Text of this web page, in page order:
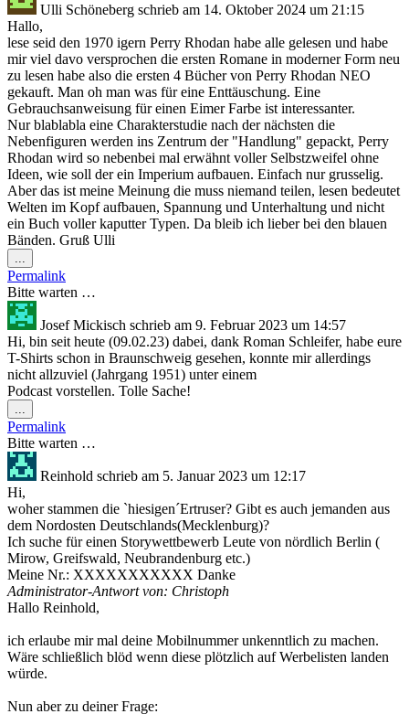
Ulli Schöneberg schrieb am 14. Oktober 2024 um 21:15
Hallo,
lese seid den 1970 igern Perry Rhodan habe alle gelesen und habe
mir viel davo versprochen die ersten Romane in moderner Form neu
zu lesen habe also die ersten 4 Bücher von Perry Rhodan NEO
gekauft. Man oh man was für eine Enttäuschung. Eine
Gebrauchsanweisung für einen Eimer Farbe ist interessanter.
Nur blablabla eine Charakterstudie nach der nächsten die
Nebenfiguren werden ins Zentrum der "Handlung" gepackt, Perry
Rhodan wird so nebenbei mal erwähnt voller Selbstzweifel ohne
Ideen, wie soll der ein Imperium aufbauen. Einfach nur grusselig.
Aber das ist meine Meinung die muss niemand teilen, lesen bedeutet
Welten im Kopf aufbauen, Spannung und Unterhaltung und nicht
ein Buch voller kaputter Typen. Da bleib ich lieber bei den blauen
Bänden. Gruß Ulli
Metabox
ein-/ausblenden.
Permalink
Bitte warten …
Josef Mickisch schrieb am 9. Februar 2023 um 14:57
Hi, bin seit heute (09.02.23) dabei, dank Roman Schleifer, habe eure
T-Shirts schon in Braunschweig gesehen, konnte mir allerdings
nicht allzuviel (Jahrgang 1951) unter einem
Podcast vorstellen. Tolle Sache!
Metabox
ein-/ausblenden.
Permalink
Bitte warten …
Reinhold schrieb am 5. Januar 2023 um 12:17
Hi,
woher stammen die `hiesigen´Ertruser? Gibt es auch jemanden aus
dem Nordosten Deutschlands(Mecklenburg)?
Ich suche für einen Storywettbewerb Leute von nördlich Berlin (
Mirow, Greifswald, Neubrandenburg etc.)
Meine Nr.: XXXXXXXXXXX Danke
Administrator-Antwort von: Christoph
Hallo Reinhold,
ich erlaube mir mal deine Mobilnummer unkenntlich zu machen.
Wäre schließlich blöd wenn diese plötzlich auf Werbelisten landen
würde.
Nun aber zu deiner Frage: